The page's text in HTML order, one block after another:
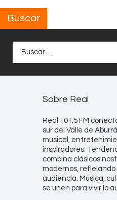
Buscar
Sobre Real
Real 101.5 FM
sur del Valle de
musical,
inspiradores.
combina clásicos
modernos, reflejando
audiencia. Música,
se unen para vivir lo